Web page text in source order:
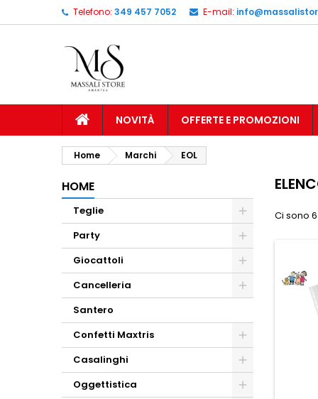
Telefono: 349 457 7052 E-mail:
NOVITÀ OFFERTE E PROMOZIONI
Home Marchi EOL
HOME
Teglie
Party
Giocattoli
Cancelleria
Santero
Confetti Maxtris
Casalinghi
Oggettistica
Ci sono